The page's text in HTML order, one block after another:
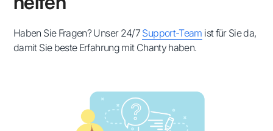
Haben Sie Fragen? Unser 24/7 Support-Team ist für Sie da,
damit Sie beste Erfahrung mit Chanty haben.